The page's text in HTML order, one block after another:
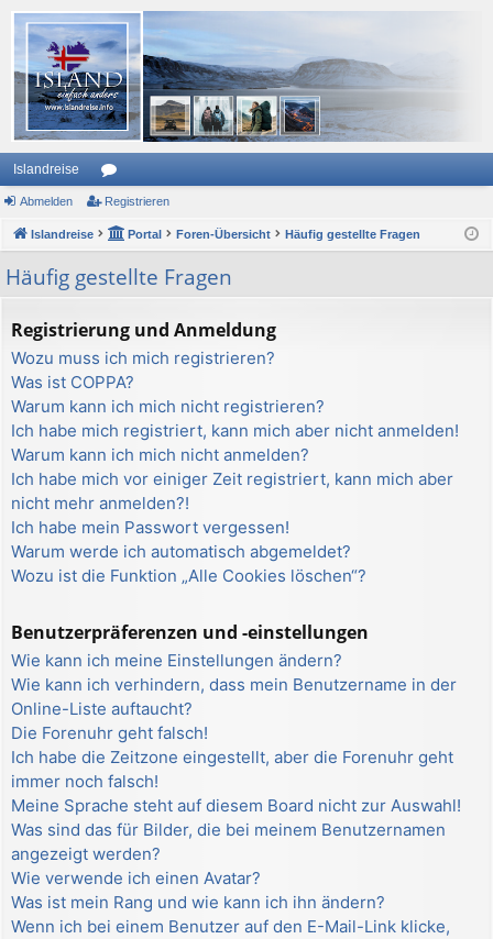
Islandreise
or
en
Abmelden Registrieren
Islandreise Portal Foren-Übersicht Häufig gestellte Fragen
Häufig gestellte Fragen
Registrierung und Anmeldung
Wozu muss ich mich registrieren?
Was ist COPPA?
Warum kann ich mich nicht registrieren?
Ich habe mich registriert, kann mich aber nicht anmelden!
Warum kann ich mich nicht anmelden?
Ich habe mich vor einiger Zeit registriert, kann mich aber
nicht mehr anmelden?!
Ich habe mein Passwort vergessen!
Warum werde ich automatisch abgemeldet?
Wozu ist die Funktion „Alle Cookies löschen“?
Benutzerpräferenzen und -einstellungen
Wie kann ich meine Einstellungen ändern?
Wie kann ich verhindern, dass mein Benutzername in der
Online-Liste auftaucht?
Die Forenuhr geht falsch!
Ich habe die Zeitzone eingestellt, aber die Forenuhr geht
immer noch falsch!
Meine Sprache steht auf diesem Board nicht zur Auswahl!
Was sind das für Bilder, die bei meinem Benutzernamen
angezeigt werden?
Wie verwende ich einen Avatar?
Was ist mein Rang und wie kann ich ihn ändern?
Wenn ich bei einem Benutzer auf den E-Mail-Link klicke,